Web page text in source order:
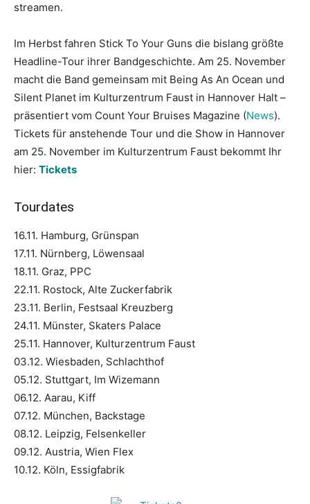
streamen.
Im Herbst fahren Stick To Your Guns die bislang größte
Headline-Tour ihrer Bandgeschichte. Am 25. November
macht die Band gemeinsam mit Being As An Ocean und
Silent Planet im Kulturzentrum Faust in Hannover Halt –
präsentiert vom Count Your Bruises Magazine (News).
Tickets für anstehende Tour und die Show in Hannover
am 25. November im Kulturzentrum Faust bekommt Ihr
hier: Tickets
Tourdates
16.11. Hamburg, Grünspan
17.11. Nürnberg, Löwensaal
18.11. Graz, PPC
22.11. Rostock, Alte Zuckerfabrik
23.11. Berlin, Festsaal Kreuzberg
24.11. Münster, Skaters Palace
25.11. Hannover, Kulturzentrum Faust
03.12. Wiesbaden, Schlachthof
05.12. Stuttgart, Im Wizemann
06.12. Aarau, Kiff
07.12. München, Backstage
08.12. Leipzig, Felsenkeller
09.12. Austria, Wien Flex
10.12. Köln, Essigfabrik